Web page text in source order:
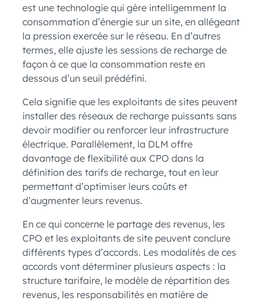
est une technologie qui gère intelligemment la
consommation d’énergie sur un site, en allégeant
la pression exercée sur le réseau. En d’autres
termes, elle ajuste les sessions de recharge de
façon à ce que la consommation reste en
dessous d’un seuil prédéfini.
Cela signifie que les exploitants de sites peuvent
installer des réseaux de recharge puissants sans
devoir modifier ou renforcer leur infrastructure
électrique. Parallèlement, la DLM offre
davantage de flexibilité aux CPO dans la
définition des tarifs de recharge, tout en leur
permettant d’optimiser leurs coûts et
d’augmenter leurs revenus.
En ce qui concerne le partage des revenus, les
CPO et les exploitants de site peuvent conclure
différents types d’accords. Les modalités de ces
accords vont déterminer plusieurs aspects : la
structure tarifaire, le modèle de répartition des
revenus, les responsabilités en matière de